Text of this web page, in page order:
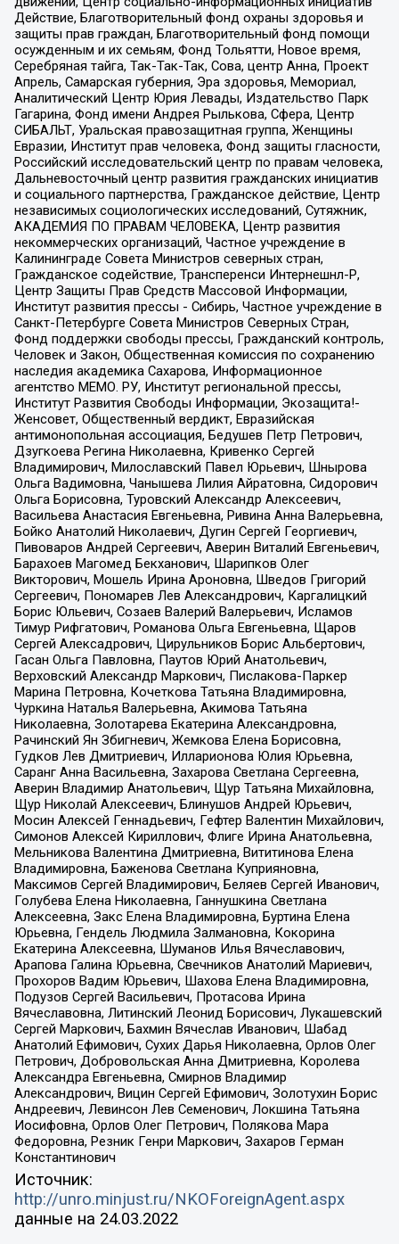
Действие, Благотворительный фонд охраны здоровья и
защиты прав граждан, Благотворительный фонд помощи
осужденным и их семьям, Фонд Тольятти, Новое время,
Серебряная тайга, Так-Так-Так, Сова, центр Анна, Проект
Апрель, Самарская губерния, Эра здоровья, Мемориал,
Аналитический Центр Юрия Левады, Издательство Парк
Гагарина, Фонд имени Андрея Рылькова, Сфера, Центр
СИБАЛЬТ, Уральская правозащитная группа, Женщины
Евразии, Институт прав человека, Фонд защиты гласности,
Российский исследовательский центр по правам человека,
Дальневосточный центр развития гражданских инициатив
и социального партнерства, Гражданское действие, Центр
независимых социологических исследований, Сутяжник,
АКАДЕМИЯ ПО ПРАВАМ ЧЕЛОВЕКА, Центр развития
некоммерческих организаций, Частное учреждение в
Калининграде Совета Министров северных стран,
Гражданское содействие, Трансперенси Интернешнл-Р,
Центр Защиты Прав Средств Массовой Информации,
Институт развития прессы - Сибирь, Частное учреждение в
Санкт-Петербурге Совета Министров Северных Стран,
Фонд поддержки свободы прессы, Гражданский контроль,
Человек и Закон, Общественная комиссия по сохранению
наследия академика Сахарова, Информационное
агентство МЕМО. РУ, Институт региональной прессы,
Институт Развития Свободы Информации, Экозащита!-
Женсовет, Общественный вердикт, Евразийская
антимонопольная ассоциация, Бедушев Петр Петрович,
Дзугкоева Регина Николаевна, Кривенко Сергей
Владимирович, Милославский Павел Юрьевич, Шнырова
Ольга Вадимовна, Чанышева Лилия Айратовна, Сидорович
Ольга Борисовна, Туровский Александр Алексеевич,
Васильева Анастасия Евгеньевна, Ривина Анна Валерьевна,
Бойко Анатолий Николаевич, Дугин Сергей Георгиевич,
Пивоваров Андрей Сергеевич, Аверин Виталий Евгеньевич,
Барахоев Магомед Бекханович, Шарипков Олег
Викторович, Мошель Ирина Ароновна, Шведов Григорий
Сергеевич, Пономарев Лев Александрович, Каргалицкий
Борис Юльевич, Созаев Валерий Валерьевич, Исламов
Тимур Рифгатович, Романова Ольга Евгеньевна, Щаров
Сергей Алексадрович, Цирульников Борис Альбертович,
Гасан Ольга Павловна, Паутов Юрий Анатольевич,
Верховский Александр Маркович, Пислакова-Паркер
Марина Петровна, Кочеткова Татьяна Владимировна,
Чуркина Наталья Валерьевна, Акимова Татьяна
Николаевна, Золотарева Екатерина Александровна,
Рачинский Ян Збигневич, Жемкова Елена Борисовна,
Гудков Лев Дмитриевич, Илларионова Юлия Юрьевна,
Саранг Анна Васильевна, Захарова Светлана Сергеевна,
Аверин Владимир Анатольевич, Щур Татьяна Михайловна,
Щур Николай Алексеевич, Блинушов Андрей Юрьевич,
Мосин Алексей Геннадьевич, Гефтер Валентин Михайлович,
Симонов Алексей Кириллович, Флиге Ирина Анатольевна,
Мельникова Валентина Дмитриевна, Вититинова Елена
Владимировна, Баженова Светлана Куприяновна,
Максимов Сергей Владимирович, Беляев Сергей Иванович,
Голубева Елена Николаевна, Ганнушкина Светлана
Алексеевна, Закс Елена Владимировна, Буртина Елена
Юрьевна, Гендель Людмила Залмановна, Кокорина
Екатерина Алексеевна, Шуманов Илья Вячеславович,
Арапова Галина Юрьевна, Свечников Анатолий Мариевич,
Прохоров Вадим Юрьевич, Шахова Елена Владимировна,
Подузов Сергей Васильевич, Протасова Ирина
Вячеславовна, Литинский Леонид Борисович, Лукашевский
Сергей Маркович, Бахмин Вячеслав Иванович, Шабад
Анатолий Ефимович, Сухих Дарья Николаевна, Орлов Олег
Петрович, Добровольская Анна Дмитриевна, Королева
Александра Евгеньевна, Смирнов Владимир
Александрович, Вицин Сергей Ефимович, Золотухин Борис
Андреевич, Левинсон Лев Семенович, Локшина Татьяна
Иосифовна, Орлов Олег Петрович, Полякова Мара
Федоровна, Резник Генри Маркович, Захаров Герман
Константинович
Источник:
http://unro.minjust.ru/NKOForeignAgent.aspx
данные на 24.03.2022